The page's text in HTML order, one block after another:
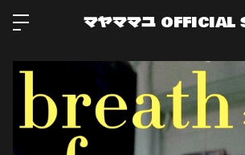
マヤママユ OFFICIAL